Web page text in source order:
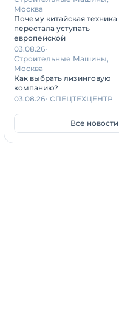
Москва
Почему китайская техника
перестала уступать
европейской
03.08.26
Строительные Машины,
Москва
Как выбрать лизинговую
компанию?
03.08.26 СПЕЦТЕХЦЕНТР
Все новости